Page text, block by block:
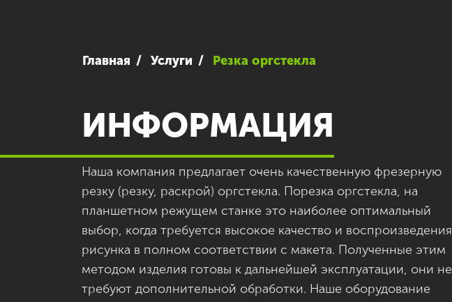
Главная Услуги Резка оргстекла
ИНФОРМАЦИЯ
Наша компания предлагает очень качественную фрезерную
резку (резку, раскрой) оргстекла. Порезка оргстекла, на
планшетном режущем станке это наиболее оптимальный
выбор, когда требуется высокое качество и воспроизведения
рисунка в полном соответствии с макета. Полученные этим
методом изделия готовы к дальнейшей эксплуатации, они не
требуют дополнительной обработки. Наше оборудование